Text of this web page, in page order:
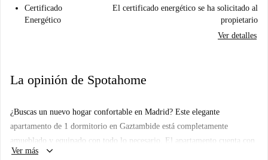
Certificado
Energético
El certificado energético se ha solicitado al
propietario
Ver detalles
La opinión de Spotahome
¿Buscas un nuevo hogar confortable en Madrid? Este elegante
apartamento de 1 dormitorio en Gaztambide está completamente
amueblado y equipado con todo lo necesario. El apartamento cuenta con
comodidades modernas como lavavajillas, horno y aire acondicionado
Ver más keyboard_arrow_down